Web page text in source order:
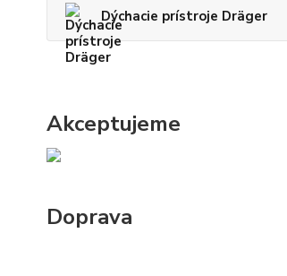
Dýchacie prístroje Dräger
Akceptujeme
Doprava